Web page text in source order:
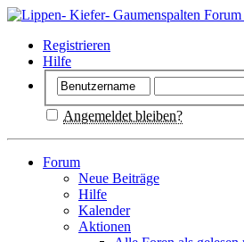
Registrieren
Hilfe
Angemeldet bleiben?
Forum
Neue Beiträge
Hilfe
Kalender
Aktionen